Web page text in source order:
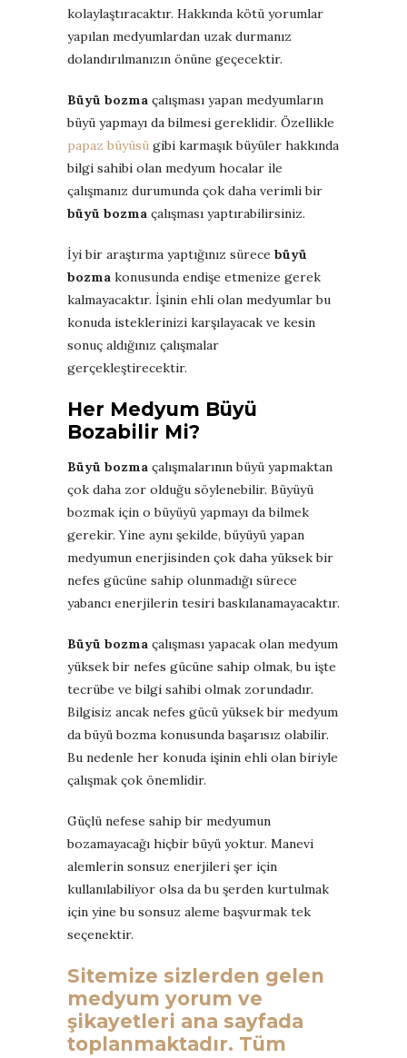
kolaylaştıracaktır. Hakkında kötü yorumlar
yapılan medyumlardan uzak durmanız
dolandırılmanızın önüne geçecektir.
Büyü bozma çalışması yapan medyumların
büyü yapmayı da bilmesi gereklidir. Özellikle
papaz büyüsü gibi karmaşık büyüler hakkında
bilgi sahibi olan medyum hocalar ile
çalışmanız durumunda çok daha verimli bir
büyü bozma çalışması yaptırabilirsiniz.
İyi bir araştırma yaptığınız sürece büyü
bozma konusunda endişe etmenize gerek
kalmayacaktır. İşinin ehli olan medyumlar bu
konuda isteklerinizi karşılayacak ve kesin
sonuç aldığınız çalışmalar
gerçekleştirecektir.
Her Medyum Büyü
Bozabilir Mi?
Büyü bozma çalışmalarının büyü yapmaktan
çok daha zor olduğu söylenebilir. Büyüyü
bozmak için o büyüyü yapmayı da bilmek
gerekir. Yine aynı şekilde, büyüyü yapan
medyumun enerjisinden çok daha yüksek bir
nefes gücüne sahip olunmadığı sürece
yabancı enerjilerin tesiri baskılanamayacaktır.
Büyü bozma çalışması yapacak olan medyum
yüksek bir nefes gücüne sahip olmak, bu işte
tecrübe ve bilgi sahibi olmak zorundadır.
Bilgisiz ancak nefes gücü yüksek bir medyum
da büyü bozma konusunda başarısız olabilir.
Bu nedenle her konuda işinin ehli olan biriyle
çalışmak çok önemlidir.
Güçlü nefese sahip bir medyumun
bozamayacağı hiçbir büyü yoktur. Manevi
alemlerin sonsuz enerjileri şer için
kullanılabiliyor olsa da bu şerden kurtulmak
için yine bu sonsuz aleme başvurmak tek
seçenektir.
Sitemize sizlerden gelen
medyum yorum ve
şikayetleri ana sayfada
toplanmaktadır. Tüm